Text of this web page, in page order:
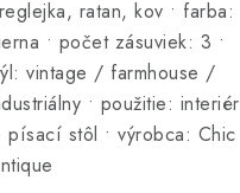
ratan, kov • farba:
• počet zásuviek: 3 •
vintage / farmhouse /
• použitie: interiér
písací stôl • výrobca: Chic